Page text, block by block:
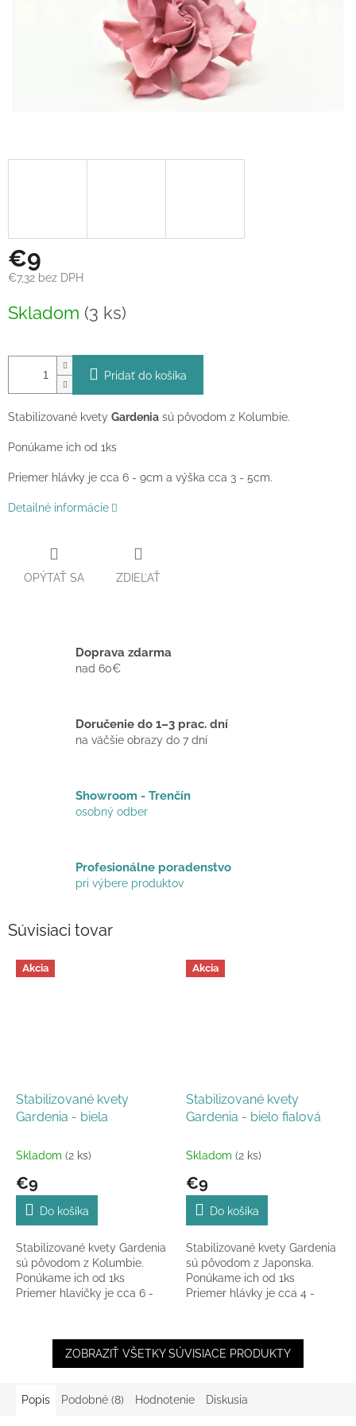
€9
€7,32 bez DPH
cena:
Skladom (3 ks)
Pridať do košíka
Stabilizované kvety Gardenia sú pôvodom z Kolumbie.
Ponúkame ich od 1ks
Priemer hlávky je cca 6 - 9cm a výška cca 3 - 5cm.
Detailné informácie
OPÝTAŤ SA ZDIEĽAŤ
Doprava zdarma
nad 60€
Doručenie do 1–3 prac. dní
na väčšie obrazy do 7 dní
Showroom - Trenčín
osobný odber
Profesionálne poradenstvo
pri výbere produktov
Súvisiaci tovar
Akcia
Stabilizované kvety
Gardenia - biela
Skladom (2 ks)
€9
Do košíka
Stabilizované kvety Gardenia
sú pôvodom z Kolumbie.
Ponúkame ich od 1ks
Priemer hlavičky je cca 6 -
Akcia
Stabilizované kvety
Gardenia - bielo fialová
Skladom (2 ks)
€9
Do košíka
Stabilizované kvety Gardenia
sú pôvodom z Japonska.
Ponúkame ich od 1ks
Priemer hlávky je cca 4 -
ZOBRAZIŤ VŠETKY SÚVISIACE PRODUKTY
Popis Podobné (8) Hodnotenie Diskusia